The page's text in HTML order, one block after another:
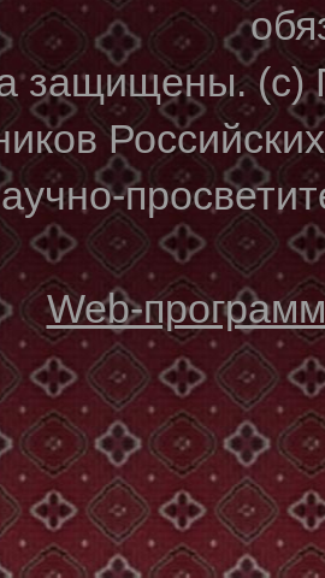
защищены. (с)
Web-